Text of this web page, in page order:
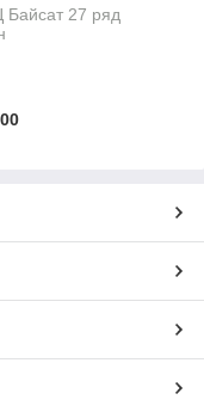
Байсат 27 ряд